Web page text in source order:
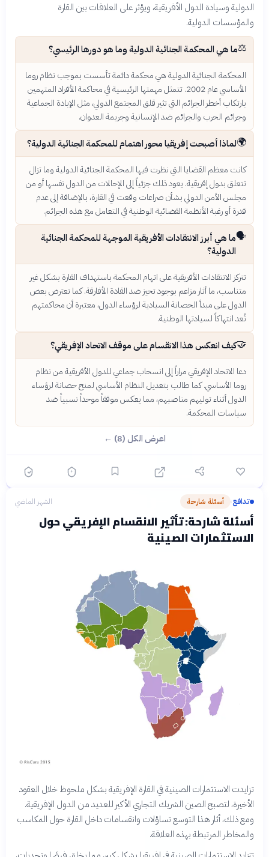
الدولية وسيادة الدول الأفريقية، ويؤثر على العلاقات بين القارة
والمؤسسات الدولية.
⚖️ما هي المحكمة الجنائية الدولية وما هو دورها الرئيسي؟
المحكمة الجنائية الدولية هي محكمة دائمة تأسست بموجب نظام روما
الأساسي عام 2002. تتمثل مهمتها الرئيسية في محاكمة الأفراد المتهمين
بارتكاب أخطر الجرائم التي تثير قلق المجتمع الدولي، مثل الإبادة الجماعية
وجرائم الحرب والجرائم ضد الإنسانية وجريمة العدوان.
🌍لماذا أصبحت إفريقيا محور اهتمام للمحكمة الجنائية الدولية؟
كانت معظم القضايا التي نظرت فيها المحكمة الجنائية الدولية وما تزال
تتعلق بدول إفريقية. يعود ذلك جزئياً إلى الإحالات من الدول نفسها أو من
مجلس الأمن الدولي بشأن صراعات وقعت في القارة، بالإضافة إلى عدم
قدرة أو رغبة الأنظمة القضائية الوطنية في التعامل مع هذه الجرائم.
🗣️ما هي أبرز الانتقادات الأفريقية الموجهة للمحكمة الجنائية
الدولية؟
تتركز الانتقادات الأفريقية على اتهام المحكمة باستهداف القارة بشكل غير
متناسب، ما أثار مزاعم بوجود تحيز ضد القادة الأفارقة. كما تعترض بعض
الدول على مبدأ الحصانة السيادية لرؤساء الدول، معتبرة أن محاكمتهم
تُعد انتهاكاً لسيادتها الوطنية.
🤝كيف انعكس هذا الانقسام على موقف الاتحاد الإفريقي؟
دعا الاتحاد الإفريقي مراراً إلى انسحاب جماعي للدول الأفريقية من نظام
روما الأساسي. كما طالب بتعديل النظام الأساسي لمنح حصانة لرؤساء
الدول أثناء توليهم مناصبهم، مما يعكس موقفاً موحداً نسبياً ضد
سياسات المحكمة.
اعرض الكل (8) ←
تدافع› أسئلة شارحة الشهر الماضي
أسئلة شارحة: تأثير الانقسام الإفريقي حول
الاستثمارات الصينية
تزايدت الاستثمارات الصينية في القارة الإفريقية بشكل ملحوظ خلال العقود
الأخيرة، لتصبح الصين الشريك التجاري الأكبر للعديد من الدول الإفريقية.
ومع ذلك، أثار هذا التوسع تساؤلات وانقسامات داخل القارة حول المكاسب
والمخاطر المرتبطة بهذه العلاقة.